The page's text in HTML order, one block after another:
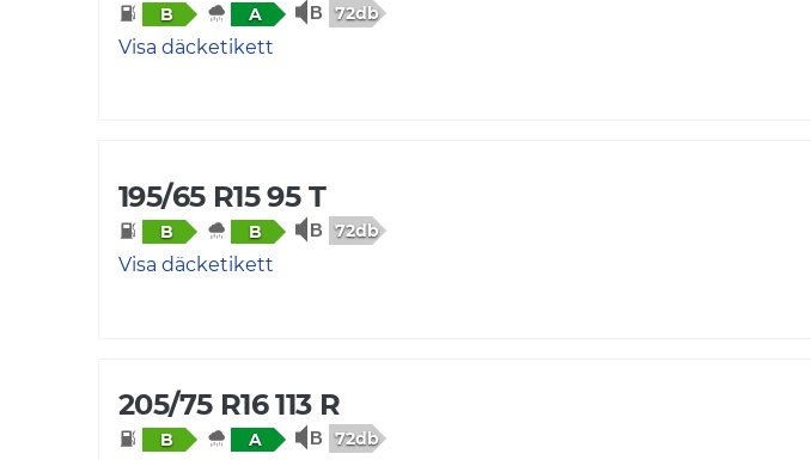
B A 72db
Visa däcketikett
195/65 R15 95 T
B B 72db
Visa däcketikett
205/75 R16 113 R
B A 72db